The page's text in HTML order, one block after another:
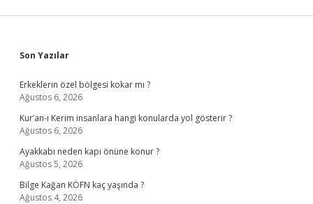
Sidebar
Son Yazılar
Erkeklerin özel bölgesi kokar mı ?
Ağustos 6, 2026
Kur’an-ı Kerim insanlara hangi konularda yol gösterir ?
Ağustos 6, 2026
Ayakkabı neden kapı önüne konur ?
Ağustos 5, 2026
Bilge Kağan KÖFN kaç yaşında ?
Ağustos 4, 2026